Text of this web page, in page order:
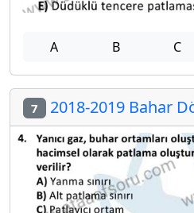
A B C
7 2018-2019 Bahar